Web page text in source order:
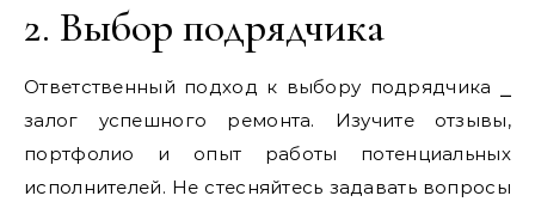
2. Выбор подрядчика
Ответственный подход к выбору подрядчика ⎯
залог успешного ремонта. Изучите отзывы,
портфолио и опыт работы потенциальных
исполнителей. Не стесняйтесь задавать вопросы